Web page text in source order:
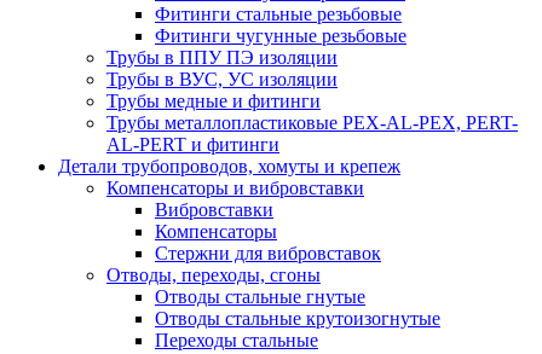
Фитинги стальные резьбовые
Фитинги чугунные резьбовые
Трубы в ППУ ПЭ изоляции
Трубы в ВУС, УС изоляции
Трубы медные и фитинги
Трубы металлопластиковые PEX-AL-PEX, PERT-
AL-PERT и фитинги
Детали трубопроводов, хомуты и крепеж
Компенсаторы и вибровставки
Вибровставки
Компенсаторы
Стержни для вибровставок
Отводы, переходы, сгоны
Отводы стальные гнутые
Отводы стальные крутоизогнутые
Переходы стальные